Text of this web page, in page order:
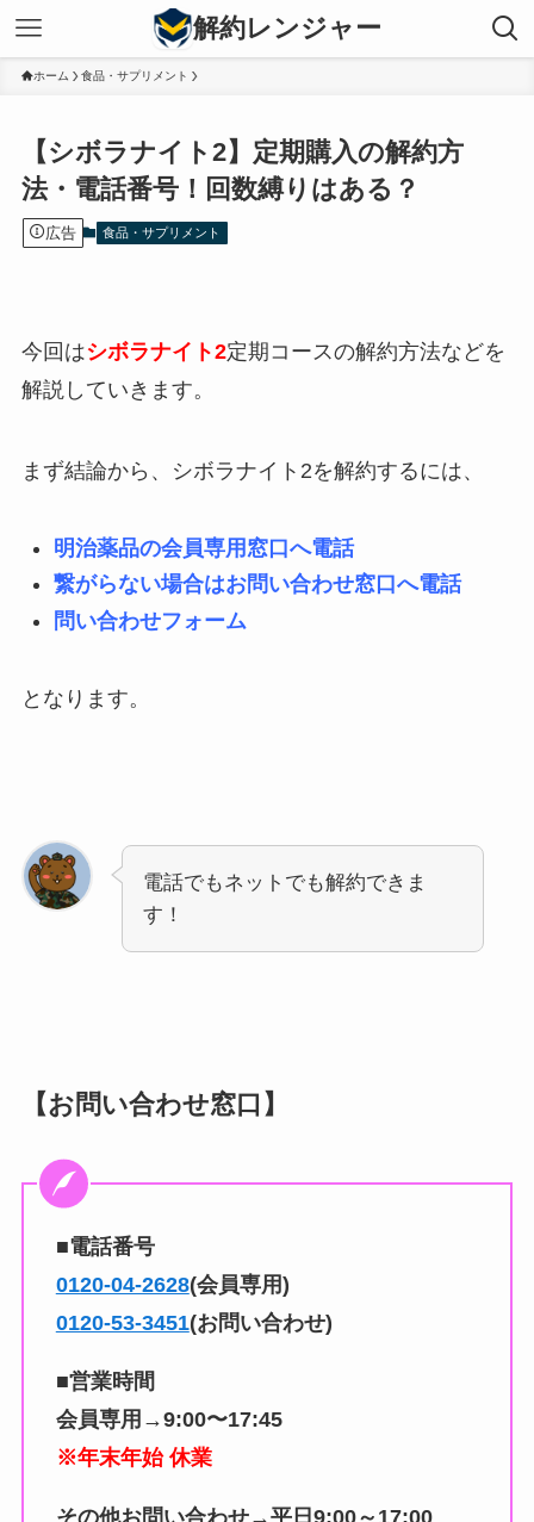
解約レンジャー
ホーム 食品・サプリメント
【シボラナイト2】定期購入の解約方
法・電話番号！回数縛りはある？
広告 食品・サプリメント
今回はシボラナイト2定期コースの解約方法などを
解説していきます。
まず結論から、シボラナイト2を解約するには、
明治薬品の会員専用窓口へ電話
繋がらない場合はお問い合わせ窓口へ電話
問い合わせフォーム
となります。
電話でもネットでも解約できま
す！
【お問い合わせ窓口】
■電話番号
0120-04-2628(会員専用)
0120-53-3451(お問い合わせ)
■営業時間
会員専用→9:00〜17:45
※年末年始 休業